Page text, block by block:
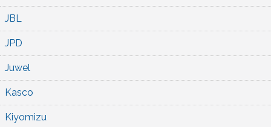
JBL
JPD
Juwel
Kasco
Kiyomizu